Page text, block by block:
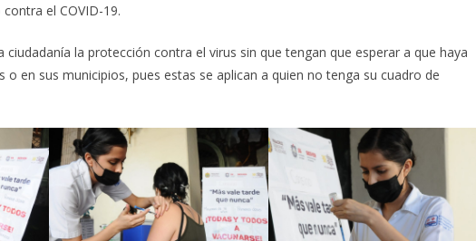
el COVID-19.
ciudadanía la protección contra el virus sin que tengan que esperar a que haya
o en sus municipios, pues estas se aplican a quien no tenga su cuadro de